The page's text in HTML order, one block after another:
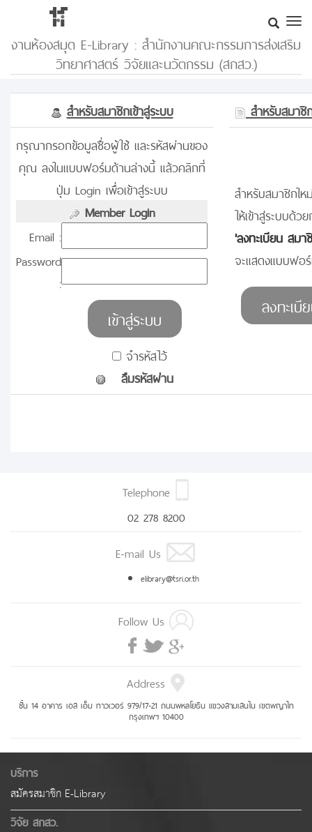
งานห้องสมุด E-Library : สำนักงานคณะกรรมการส่งเสริม
วิทยาศาสตร์ วิจัยและนวัตกรรม (สกสว.)
สำหรับสมาชิกเข้าสู่ระบบ
สำหรับสมาชิ
กรุณากรอกข้อมูลชื่อผู้ใช้ และรหัสผ่านของ
คุณ ลงในแบบฟอร์มด้านล่างนี้ แล้วคลิกที่
ปุ่ม Login เพื่อเข้าสู่ระบบ
Member Login
Email :
Password
:
จำรหัสไว้
ลืมรหัสผ่าน
สำหรับสมาชิกให
ให้เข้าสู่ระบบด้
'ลงทะเบียน สม
จะแสดงแบบฟอ
Telephone
02 278 8200
E-mail Us
elibrary@tsri.or.th
Follow Us
Address
ชั้น 14 อาคาร เอส เอ็ม ทาวเวอร์ 979/17-21 ถนนพหลโยธิน แขวงสามเสนใน เขตพญาไท
กรุงเทพฯ 10400
บริการ
สมัครสมาชิก E-Library
วิจัย สกสว.